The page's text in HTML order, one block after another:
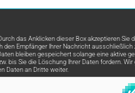
das Anklicken dieser Box akzeptieren Sie
den Empfänger Ihrer Nachricht ausschließlich
bleiben gespeichert solange eine aktive
bis Sie die Löschung Ihrer Daten fordern. Wir
Daten an Dritte weiter.